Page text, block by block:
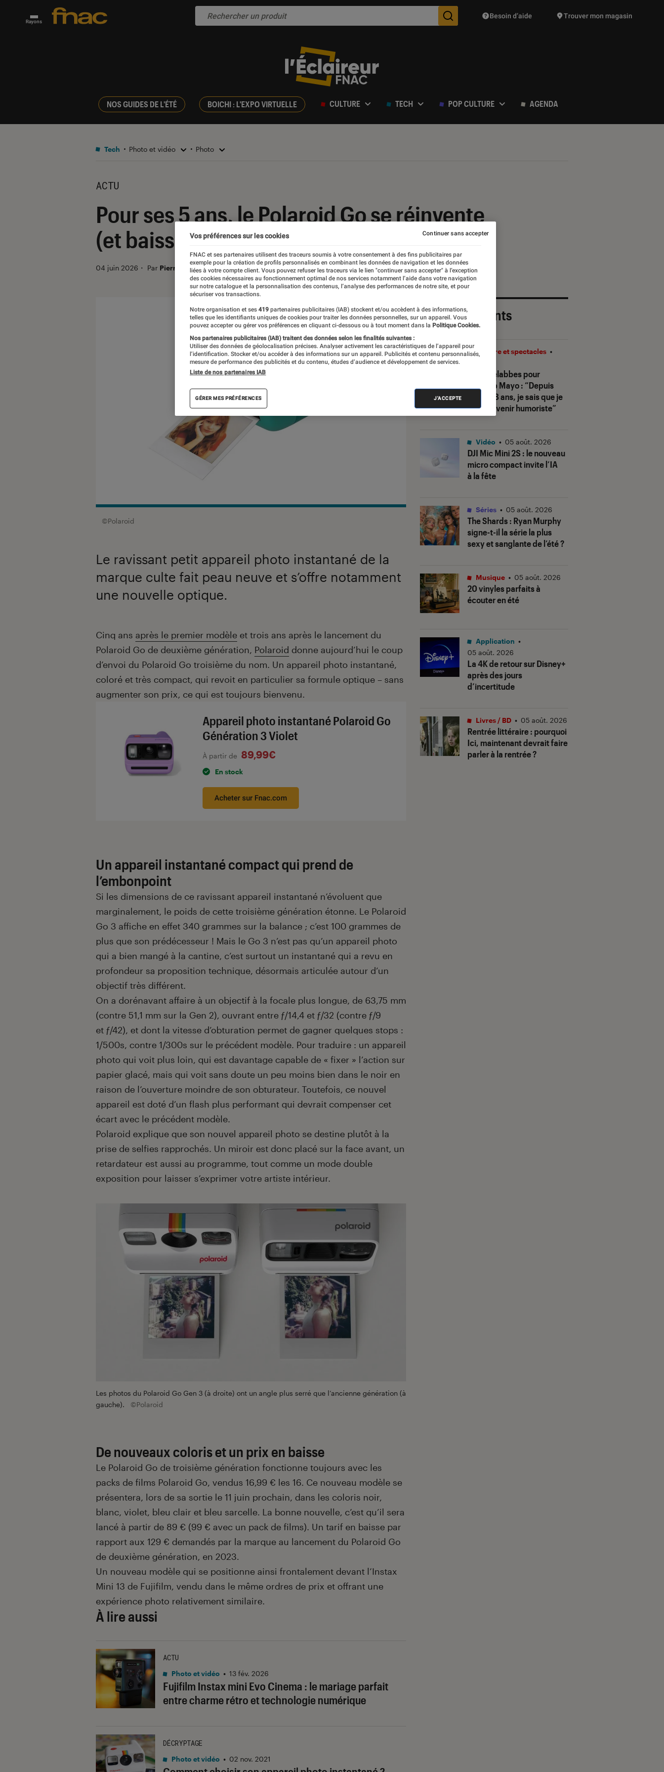
Rayons Des suggestions de produits vont vous être proposées
Besoin d’aide Trouver mon magasin
NOS GUIDES DE L'ÉTÉ BOICHI : L'EXPO VIRTUELLE CULTURE TECH POP CULTURE AGENDA
Tech Photo et vidéo Photo
ACTU
Pour ses 5 ans, le Polaroid Go se réinvente
(et baisse son prix !)
04 juin 2026 ・ Par Pierre Crochart
©Polaroid
Le ravissant petit appareil photo instantané de la
marque culte fait peau neuve et s’offre notamment
une nouvelle optique.
Introduction
Cinq ans après le premier modèle et trois ans après le lancement du
Polaroid Go de deuxième génération, Polaroid donne aujourd’hui le coup
d’envoi du Polaroid Go troisième du nom. Un appareil photo instantané,
coloré et très compact, qui revoit en particulier sa formule optique – sans
augmenter son prix, ce qui est toujours bienvenu.
Appareil photo instantané Polaroid Go
Génération 3 Violet
À partir de 89,99€
En stock
Acheter sur Fnac.com
Un appareil instantané compact qui prend de
l’embonpoint
Si les dimensions de ce ravissant appareil instantané n’évoluent que
marginalement, le poids de cette troisième génération étonne. Le Polaroid
Go 3 affiche en effet 340 grammes sur la balance ; c’est 100 grammes de
plus que son prédécesseur ! Mais le Go 3 n’est pas qu’un appareil photo
qui a bien mangé à la cantine, c’est surtout un instantané qui a revu en
profondeur sa proposition technique, désormais articulée autour d’un
objectif très différent.
On a dorénavant affaire à un objectif à la focale plus longue, de 63,75 mm
(contre 51,1 mm sur la Gen 2), ouvrant entre ƒ/14,4 et ƒ/32 (contre ƒ/9
et ƒ/42), et dont la vitesse d’obturation permet de gagner quelques stops :
1/500s, contre 1/300s sur le précédent modèle. Pour traduire : un appareil
photo qui voit plus loin, qui est davantage capable de « fixer » l’action sur
papier glacé, mais qui voit sans doute un peu moins bien dans le noir en
raison de l’ouverture moindre de son obturateur. Toutefois, ce nouvel
appareil est doté d’un flash plus performant qui devrait compenser cet
écart avec le précédent modèle.
Polaroid explique que son nouvel appareil photo se destine plutôt à la
prise de selfies rapprochés. Un miroir est donc placé sur la face avant, un
retardateur est aussi au programme, tout comme un mode double
exposition pour laisser s’exprimer votre artiste intérieur.
Les photos du Polaroid Go Gen 3 (à droite) ont un angle plus serré que l’ancienne génération (à
gauche).
©Polaroid
De nouveaux coloris et un prix en baisse
Le Polaroid Go de troisième génération fonctionne toujours avec les
packs de films Polaroid Go, vendus 16,99 € les 16. Ce nouveau modèle se
présentera, lors de sa sortie le 11 juin prochain, dans les coloris noir,
blanc, violet, bleu clair et bleu sarcelle. La bonne nouvelle, c’est qu’il sera
lancé à partir de 89 € (99 € avec un pack de films). Un tarif en baisse par
rapport aux 129 € demandés par la marque au lancement du Polaroid Go
de deuxième génération, en 2023.
Un nouveau modèle qui se positionne ainsi frontalement devant l’Instax
Mini 13 de Fujifilm, vendu dans le même ordres de prix et offrant une
expérience photo relativement similaire.
À lire aussi
Fujifilm Instax mini Evo Cinema : le mariage parfait
entre charme rétro et technologie numérique
ACTU
Photo et vidéo • 13 fév. 2026
DÉCRYPTAGE
Photo et vidéo • 02 nov. 2021
Les plus récents
Sofia Belabbes pour
Ketchup Mayo: “Depuis
que j’ai 8 ans, je sais que je
veux devenir humoriste”
Théâtre et spectacles •
DJI Mic Mini 2S : le nouveau
micro compact invite l’IA
à la fête
Vidéo • 05 août. 2026
The Shards: Ryan Murphy
signe-t-il la série la plus
sexy et sanglante de l’été ?
Séries • 05 août. 2026
20 vinyles parfaits à
écouter en été
Musique • 05 août. 2026
La 4K de retour sur Disney+
après des jours
d’incertitude
Application •
05 août. 2026
Rentrée littéraire : pourquoi
Ici, maintenant devrait faire
parler à la rentrée ?
Livres / BD • 05 août. 2026
Vos préférences sur les cookies
FNAC et ses partenaires utilisent des traceurs soumis à votre consentement à des fins publicitaires par
exemple pour la création de profils personnalisés en combinant les données de navigation et les données
liées à votre compte client. Vous pouvez refuser les traceurs via le lien "continuer sans accepter" à l’exception
des cookies nécessaires au fonctionnement optimal de nos services notamment l’aide dans votre navigation
sur notre catalogue et la personnalisation des contenus, l’analyse des performances de notre site, et pour
sécuriser vos transactions.
Notre organisation et ses 419 partenaires publicitaires (IAB) stockent et/ou accèdent à des informations,
telles que les identifiants uniques de cookies pour traiter les données personnelles, sur un appareil. Vous
pouvez accepter ou gérer vos préférences en cliquant ci-dessous ou à tout moment dans la Politique Cookies.
Nos partenaires publicitaires (IAB) traitent des données selon les finalités suivantes :
Utiliser des données de géolocalisation précises. Analyser activement les caractéristiques de l’appareil pour
l’identification. Stocker et/ou accéder à des informations sur un appareil. Publicités et contenu personnalisés,
mesure de performance des publicités et du contenu, études d’audience et développement de services.
Liste de nos partenaires IAB
GÉRER MES PRÉFÉRENCES J'ACCEPTE
Continuer sans accepter